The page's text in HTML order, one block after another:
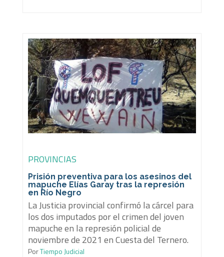
PROVINCIAS
Prisión preventiva para los asesinos del
mapuche Elías Garay tras la represión
en Río Negro
La Justicia provincial confirmó la cárcel para
los dos imputados por el crimen del joven
mapuche en la represión policial de
noviembre de 2021 en Cuesta del Ternero.
PorTiempo Judicial